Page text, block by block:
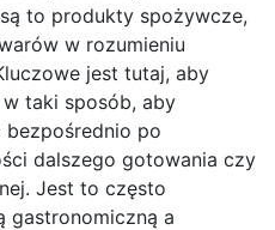
to produkty spożywcze,
w rozumieniu
jest tutaj, aby
w taki sposób, aby
bezpośrednio po
dalszego gotowania czy
Jest to często
gastronomiczną a